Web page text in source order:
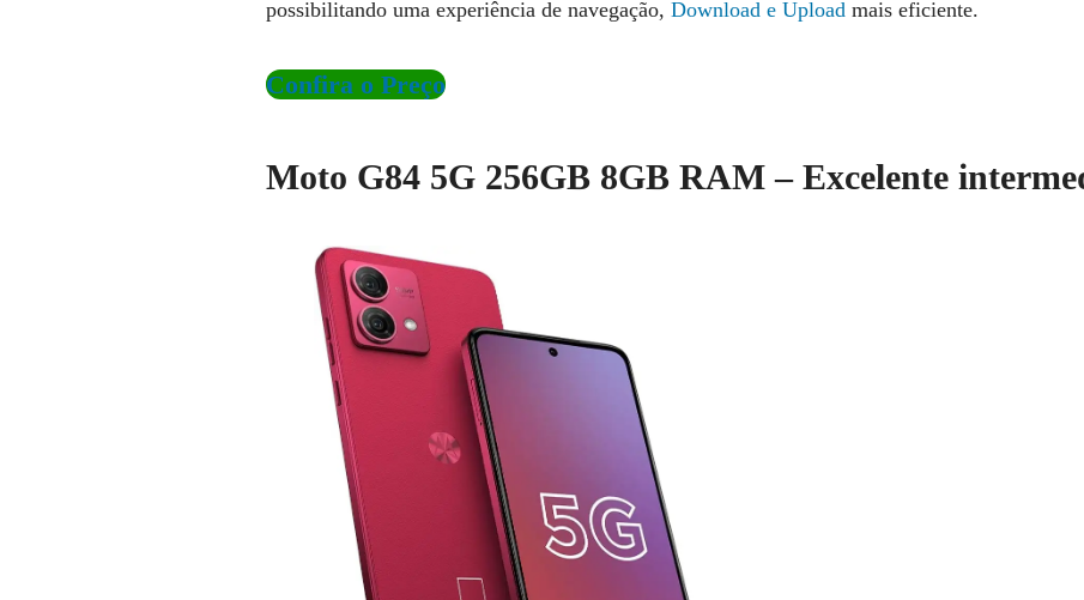
possibilitando uma experiência de navegação, Download e Upload mais eficiente.
Confira o Preço
Moto G84 5G 256GB 8GB RAM – Excelente